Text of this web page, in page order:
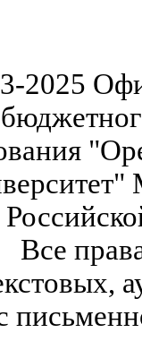
2025
Все